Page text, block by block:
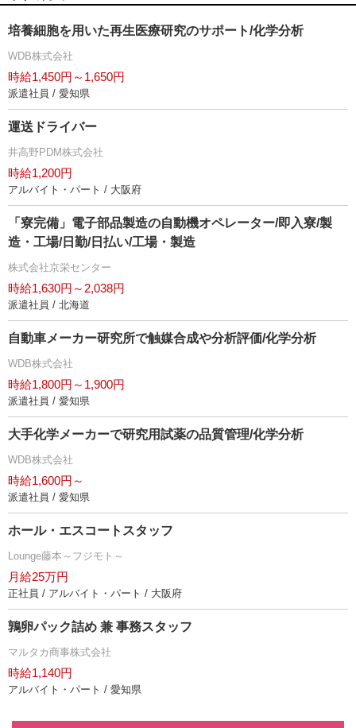
培養細胞を用いた再生医療研究のサポート/化学分析
WDB株式会社
時給1,450円～1,650円
派遣社員 / 愛知県
運送ドライバー
井高野PDM株式会社
時給1,200円
アルバイト・パート / 大阪府
「寮完備」電子部品製造の自動機オペレーター/即入寮/製
造・工場/日勤/日払い/工場・製造
株式会社京栄センター
時給1,630円～2,038円
派遣社員 / 北海道
自動車メーカー研究所で触媒合成や分析評価/化学分析
WDB株式会社
時給1,800円～1,900円
派遣社員 / 愛知県
大手化学メーカーで研究用試薬の品質管理/化学分析
WDB株式会社
時給1,600円～
派遣社員 / 愛知県
ホール・エスコートスタッフ
Lounge藤本～フジモト～
月給25万円
正社員 / アルバイト・パート / 大阪府
鶉卵パック詰め 兼 事務スタッフ
マルタカ商事株式会社
時給1,140円
アルバイト・パート / 愛知県